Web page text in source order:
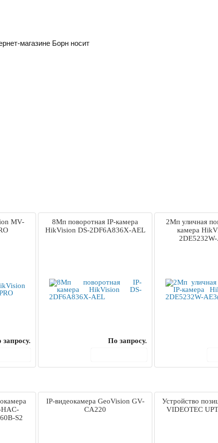
магазине Борн носит
MV-
запросу.
8Мп поворотная IP-камера
HikVision DS-2DF6A836X-AEL
По запросу.
2Мп уличная
камера
HAC-
S2
IP-видеокамера GeoVision GV-
CA220
Устройство
VIDEOTEC